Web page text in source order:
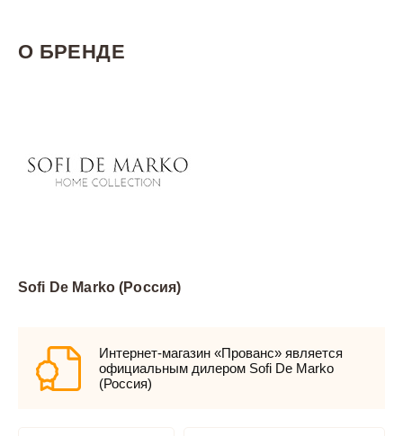
О БРЕНДЕ
Sofi De Marko (Россия)
Интернет-магазин «Прованс» является
официальным дилером Sofi De Marko
(Россия)